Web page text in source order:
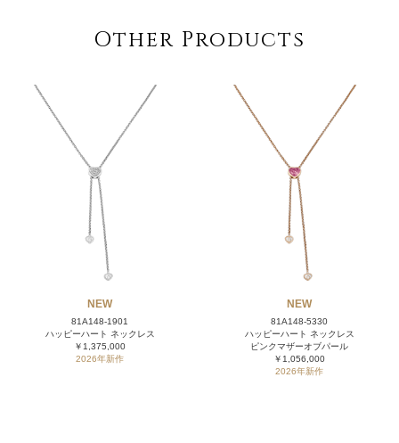
Other Products
NEW
81A148-1901
ハッピーハート ネックレス
￥1,375,000
2026年新作
NEW
81A148-5330
ハッピーハート ネックレス
ピンクマザーオブパール
￥1,056,000
2026年新作